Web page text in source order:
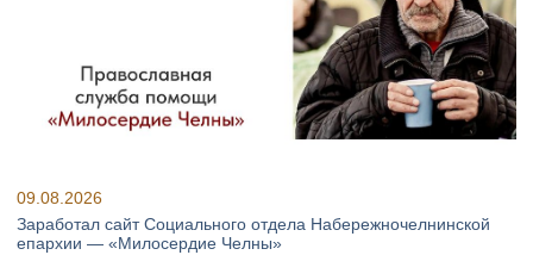
09.08.2026
Заработал сайт Социального отдела Набережночелнинской
епархии — «Милосердие Челны»